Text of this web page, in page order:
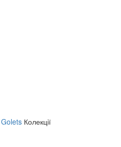
Колекції